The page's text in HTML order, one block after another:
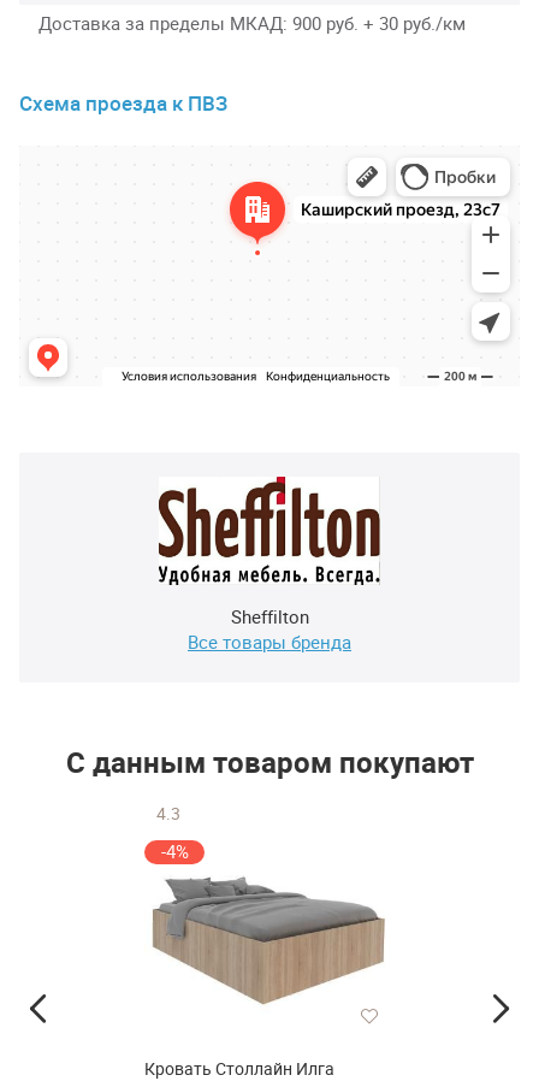
Доставка за пределы МКАД 900 руб. + 30 руб./км
Схема проезда к ПВЗ
Sheffilton
Все товары бренда
С данным товаром покупают
4.3
-4%
Кровать Столлайн Илга